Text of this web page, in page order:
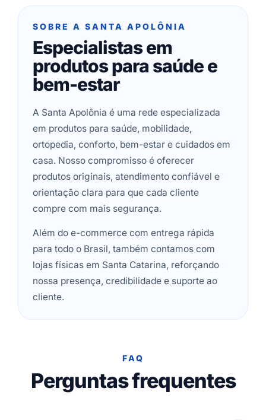
SOBRE A SANTA APOLÔNIA
Especialistas em
produtos para saúde e
bem-estar
A Santa Apolônia é uma rede especializada
em produtos para saúde, mobilidade,
ortopedia, conforto, bem-estar e cuidados em
casa. Nosso compromisso é oferecer
produtos originais, atendimento confiável e
orientação clara para que cada cliente
compre com mais segurança.
Além do e-commerce com entrega rápida
para todo o Brasil, também contamos com
lojas físicas em Santa Catarina, reforçando
nossa presença, credibilidade e suporte ao
cliente.
FAQ
Perguntas frequentes